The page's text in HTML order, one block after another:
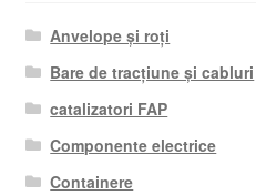
Anvelope și roți
Bare de tracțiune și cabluri
catalizatori FAP
Componente electrice
Containere